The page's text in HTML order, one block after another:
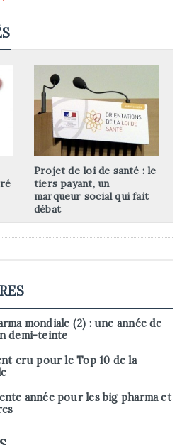
Projet de loi de santé : le
tiers payant, un
marqueur social qui fait
débat
mondiale (2) : une année de
demi-teinte
cru pour le Top 10 de la
année pour les big pharma et